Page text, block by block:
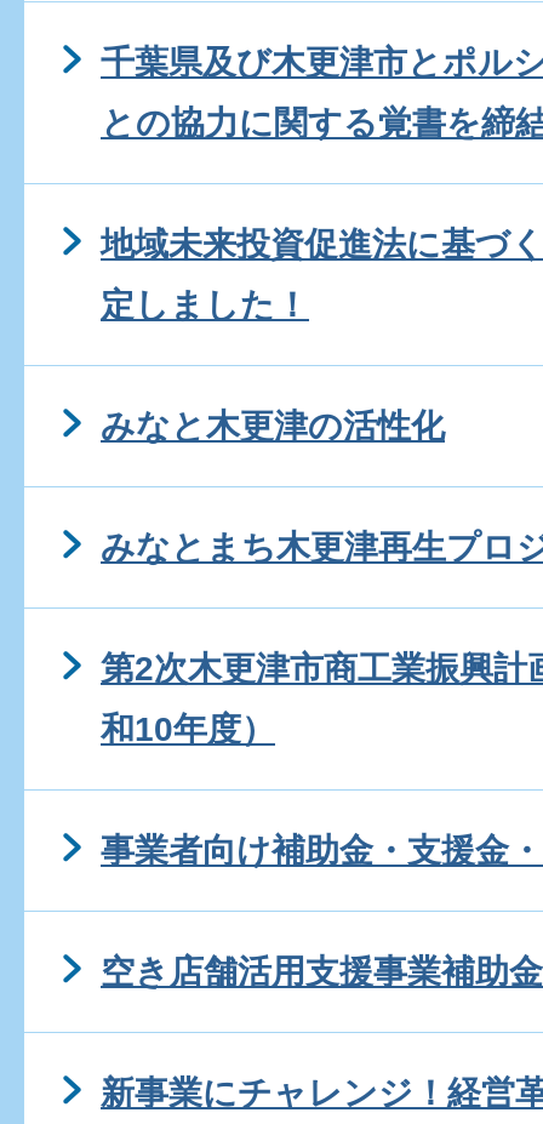
千葉県及び木更津市とポル
との協力に関する覚書を締
地域未来投資促進法に基づ
定しました！
みなと木更津の活性化
みなとまち木更津再生プロ
第2次木更津市商工業振興
和10年度）
事業者向け補助金・支援金
空き店舗活用支援事業補助
新事業にチャレンジ！経営